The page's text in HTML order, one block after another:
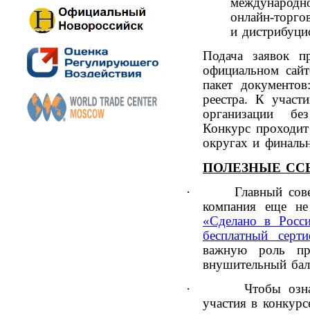
и
Подача заявок
официальном
пакет
реестра. К
организации
Конкурс
округах и
ПОЛЕЗНЫЕ
·
Главный
компания еще
«Сделано в
бесплатный
важную роль
внушительный
·
Чтобы
участия в